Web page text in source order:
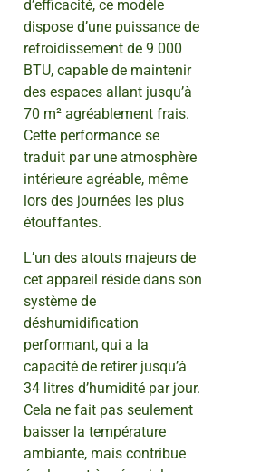
d’efficacité, ce modèle
dispose d’une puissance de
refroidissement de 9 000
BTU, capable de maintenir
des espaces allant jusqu’à
70 m² agréablement frais.
Cette performance se
traduit par une atmosphère
intérieure agréable, même
lors des journées les plus
étouffantes.
L’un des atouts majeurs de
cet appareil réside dans son
système de
déshumidification
performant, qui a la
capacité de retirer jusqu’à
34 litres d’humidité par jour.
Cela ne fait pas seulement
baisser la température
ambiante, mais contribue